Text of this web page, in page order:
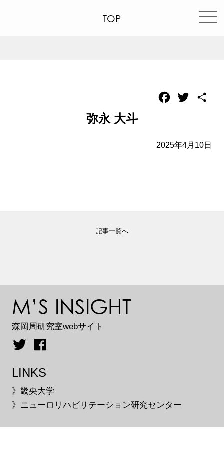
TOP
Facebook
Twitter
弥永 大斗
2025年4月10日
記事一覧へ
M’S INSIGHT
森岡周研究室webサイト
LINKS
》畿央大学
》ニューロリハビリテーション研究センター